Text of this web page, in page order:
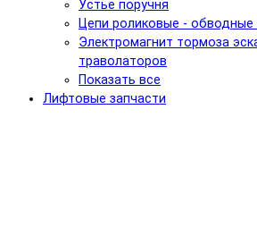
Устье поручня
Цепи роликовые - обводные
Электромагнит тормоза
траволаторов
Показать все
Лифтовые запчасти